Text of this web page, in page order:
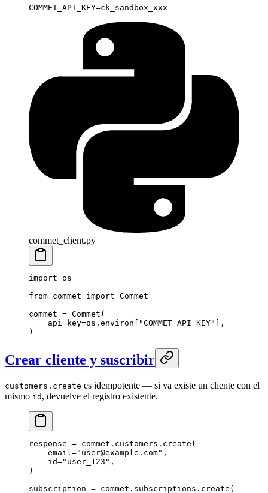
COMMET_API_KEY=ck_sandbox_xxx
commet_client.py
import os
from commet import Commet
commet = Commet(
    api_key
=os.environ[ "COMMET_API_KEY"
],
)
Crear cliente y suscribir
customers.create es idempotente — si ya existe un cliente con el
mismo id , devuelve el registro existente.
response = commet.customers.create(
    email
="user@example.com" ,
    id
="user_123" ,
)
subscription = commet.subscriptions.create(